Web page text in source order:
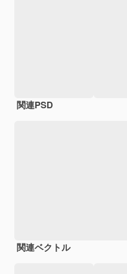
関連PSD
関連ベクトル